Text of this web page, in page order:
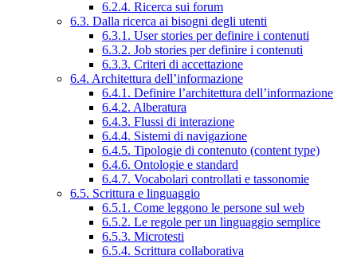
6.2.4. Ricerca sui forum
6.3. Dalla ricerca ai bisogni degli utenti
6.3.1. User stories per definire i contenuti
6.3.2. Job stories per definire i contenuti
6.3.3. Criteri di accettazione
6.4. Architettura dell’informazione
6.4.1. Definire l’architettura dell’informazione
6.4.2. Alberatura
6.4.3. Flussi di interazione
6.4.4. Sistemi di navigazione
6.4.5. Tipologie di contenuto (content type)
6.4.6. Ontologie e standard
6.4.7. Vocabolari controllati e tassonomie
6.5. Scrittura e linguaggio
6.5.1. Come leggono le persone sul web
6.5.2. Le regole per un linguaggio semplice
6.5.3. Microtesti
6.5.4. Scrittura collaborativa